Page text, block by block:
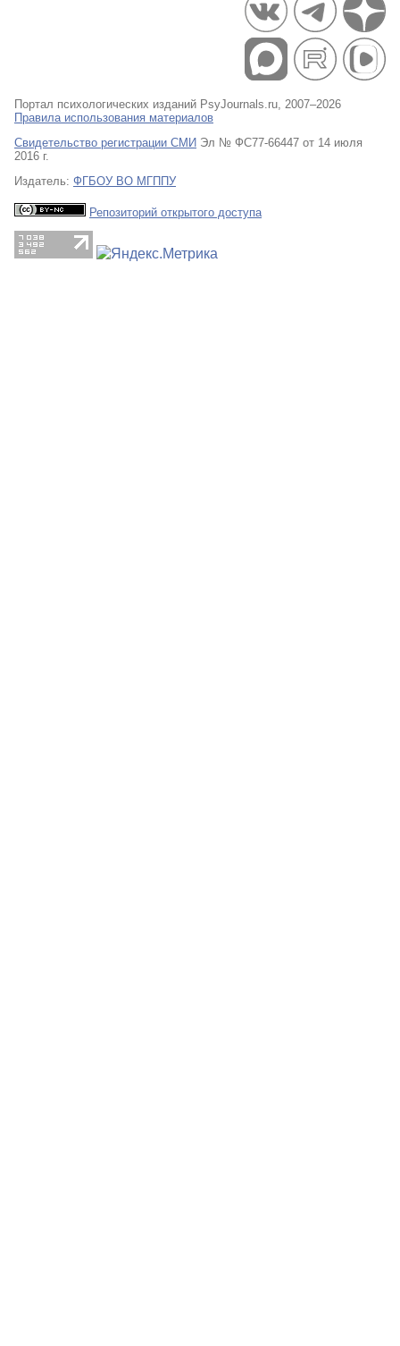
Портал психологических изданий PsyJournals.ru, 2007–2026
Правила использования материалов
Свидетельство регистрации СМИ Эл № ФС77-66447 от 14 июля
2016 г.
Издатель: ФГБОУ ВО МГППУ
Репозиторий открытого доступа